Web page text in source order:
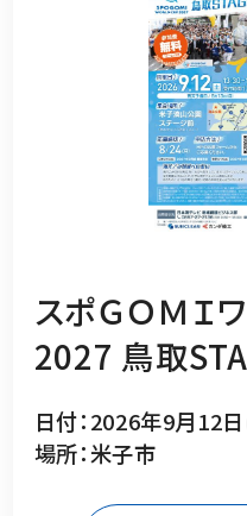
スポＧＯＭＩ
2027 鳥取
日付：2026年9月12
場所：米子市